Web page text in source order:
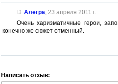
Алегра 23 апреля 2011 г.
Очень харизматичные герои,
конечно же сюжет отменный.
Написать отзыв: